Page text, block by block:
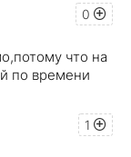
0
что на
по времени
1